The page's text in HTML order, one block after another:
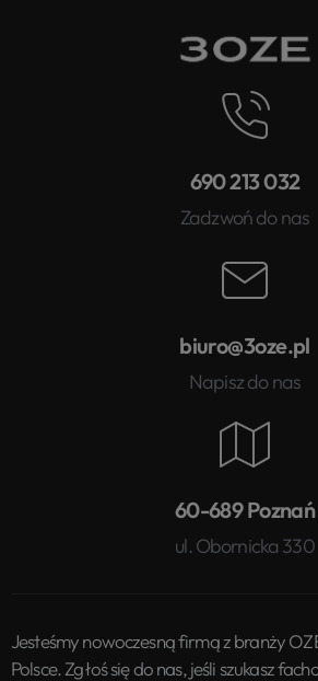
690 213 032
Zadzwoń do nas
biuro@3oze.pl
Napisz do nas
60-689 Poznań
ul. Obornicka 330
Jesteśmy nowoczesną firmą z branży
Polsce. Zgłoś się do nas, jeśli szukasz